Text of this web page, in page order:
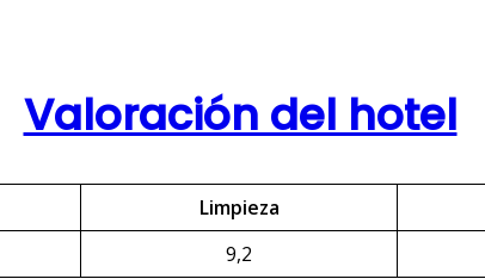
Valoración del hotel
Limpieza
9,2